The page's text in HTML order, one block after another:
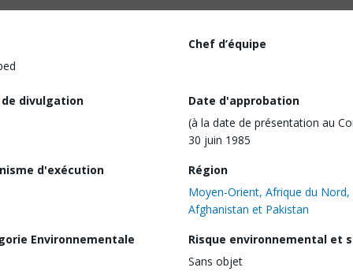
Chef d’équipe
divulgation
Date d'approbation
(à la date de présentation au
30 juin 1985
d'exécution
Région
Moyen-Orient, Afrique du Nord,
Afghanistan et Pakistan
Environnementale
Risque environnemental et
Sans objet